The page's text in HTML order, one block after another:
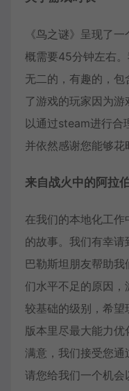
《鸟之谜》呈现了
概需要45分钟左右
无二的，有趣的，
了游戏的玩家因为
以通过steam进行合
并依然感谢您能够花
来自战火中的阿拉
在我们的本地化工
的故事。我们有幸
巴勒斯坦朋友帮助
们水平不足的原因
较基础的级别，希
版本里尽最大能力
满意，我们接受您
请您给我们一个机会